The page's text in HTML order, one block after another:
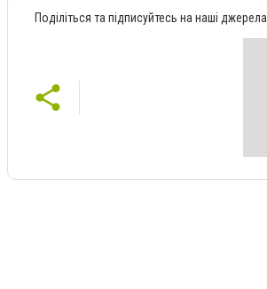
Поділіться та підписуйтесь на наші джерела